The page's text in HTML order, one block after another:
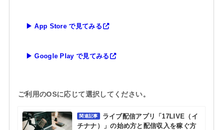
▶ App Store で見てみる
▶ Google Play で見てみる
ご利用のOSに応じて選択してください。
関連記事
ライブ配信アプリ「17LIVE（イ
チナナ）」の始め方と配信収入を稼ぐ方